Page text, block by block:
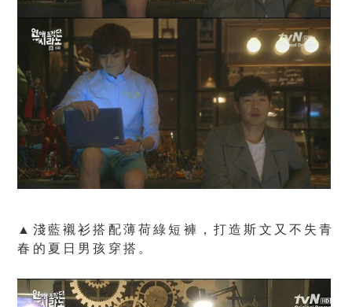
▲淺藍襯衫搭配薄荷綠短褲，打造斯文又不失青
春的夏日男孩穿搭。